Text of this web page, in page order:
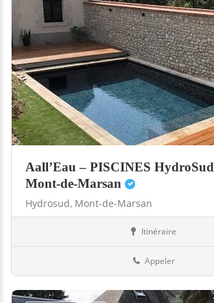
Aall’Eau – PISCINES HydroSud
Mont-de-Marsan
Hydrosud, Mont-de-Marsan
Itinéraire
Appeler